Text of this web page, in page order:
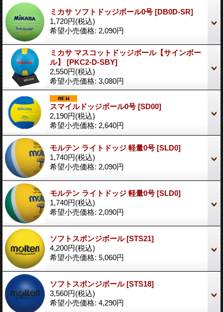
ミカサ ソフトドッジボール0号 [DB0D-SR]
1,720円(税込)
希望小売価格: 2,090円
ミカサ マスコットドッジボール【サインボー
ル】 [PKC2-D-SBY]
2,550円(税込)
希望小売価格: 3,080円
スマイルドッジボール0号 [SD00]
2,190円(税込)
希望小売価格: 2,640円
モルテン ライトドッジ 軽量0号 [SLD0]
1,740円(税込)
希望小売価格: 2,090円
モルテン ライトドッジ 軽量0号 [SLD0]
1,740円(税込)
希望小売価格: 2,090円
ソフトスポンジボール[STS21]
4,200円(税込)
希望小売価格: 5,060円
ソフトスポンジボール[STS18]
3,560円(税込)
希望小売価格: 4,290円